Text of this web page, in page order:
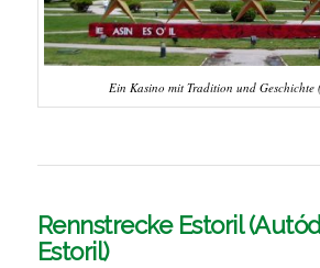
Ein Kasino mit Tradition und Geschichte
Rennstrecke Estoril
Estoril)